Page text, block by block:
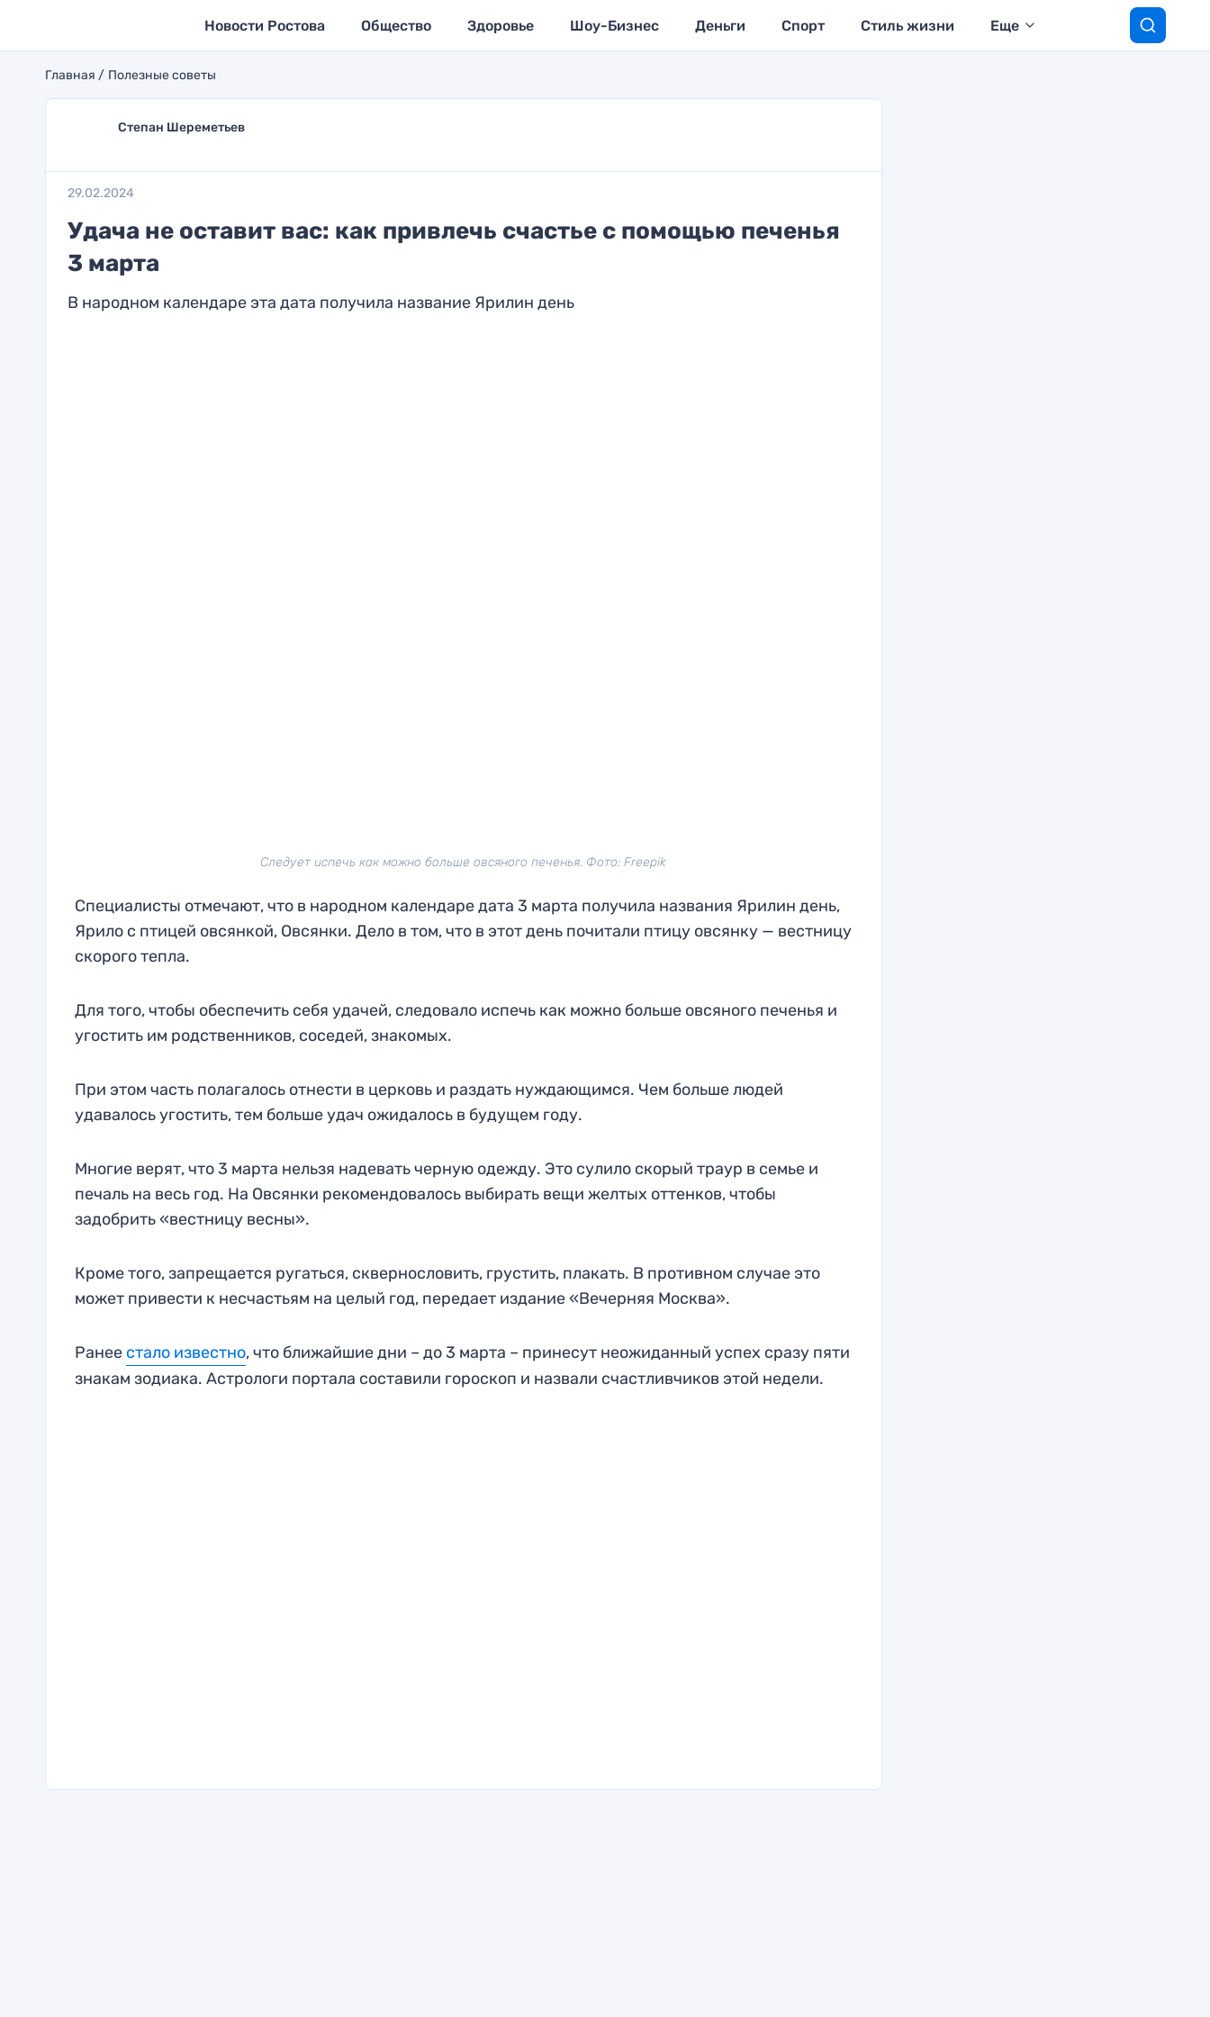
Новости Ростова Общество Здоровье Шоу-Бизнес Деньги Спорт Стиль жизни Еще
Главная Полезные советы
Степан Шереметьев
29.02.2024
Удача не оставит вас: как привлечь счастье с помощью печенья
3 марта
В народном календаре эта дата получила название Ярилин день
Следует испечь как можно больше овсяного печенья. Фото: Freepik
Специалисты отмечают, что в народном календаре дата 3 марта получила названия Ярилин день,
Ярило с птицей овсянкой, Овсянки. Дело в том, что в этот день почитали птицу овсянку — вестницу
скорого тепла.
Для того, чтобы обеспечить себя удачей, следовало испечь как можно больше овсяного печенья и
угостить им родственников, соседей, знакомых.
При этом часть полагалось отнести в церковь и раздать нуждающимся. Чем больше людей
удавалось угостить, тем больше удач ожидалось в будущем году.
Многие верят, что 3 марта нельзя надевать черную одежду. Это сулило скорый траур в семье и
печаль на весь год. На Овсянки рекомендовалось выбирать вещи желтых оттенков, чтобы
задобрить «вестницу весны».
Кроме того, запрещается ругаться, сквернословить, грустить, плакать. В противном случае это
может привести к несчастьям на целый год, передает издание «Вечерняя Москва».
Ранее стало известно, что ближайшие дни – до 3 марта – принесут неожиданный успех сразу пяти
знакам зодиака. Астрологи портала составили гороскоп и назвали счастливчиков этой недели.